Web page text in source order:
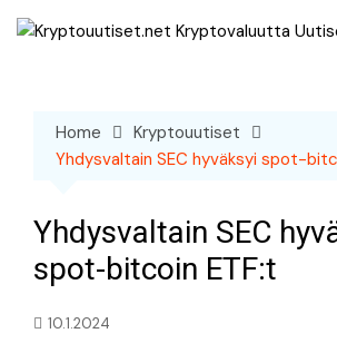
Skip
Home
Kryptouutiset
Yhdysvaltain SEC hyväksyi spot-
Yhdysvaltain SEC
spot-bitcoin ETF:t
10.1.2024